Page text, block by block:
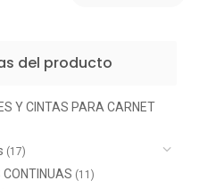
del producto
Y CINTAS PARA CARNET
(17)
CONTINUAS (11)